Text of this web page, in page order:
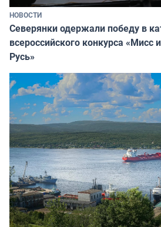
НОВОСТИ
Северянки одержали победу в
всероссийского конкурса «Мисс
Русь»